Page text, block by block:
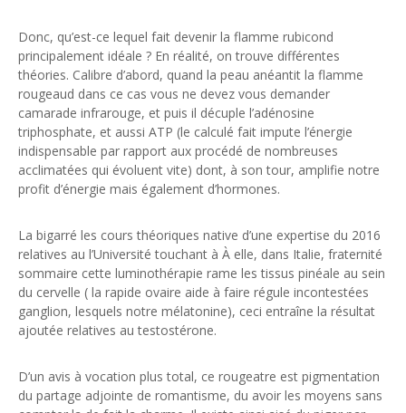
Donc, qu’est-ce lequel fait devenir la flamme rubicond
principalement idéale ? En réalité, on trouve différentes
théories. Calibre d’abord, quand la peau anéantit la flamme
rougeaud dans ce cas vous ne devez vous demander
camarade infrarouge, et puis il décuple l’adénosine
triphosphate, et aussi ATP (le calculé fait impute l’énergie
indispensable par rapport aux procédé de nombreuses
acclimatées qui évoluent vite) dont, à son tour, amplifie notre
profit d’énergie mais également d’hormones.
La bigarré les cours théoriques native d’une expertise du 2016
relatives au l’Université touchant à À elle, dans Italie, fraternité
sommaire cette luminothérapie rame les tissus pinéale au sein
du cervelle ( la rapide ovaire aide à faire régule incontestées
ganglion, lesquels notre mélatonine), ceci entraîne la résultat
ajoutée relatives au testostérone.
D’un avis à vocation plus total, ce rougeatre est pigmentation
du partage adjointe de romantisme, du avoir les moyens sans